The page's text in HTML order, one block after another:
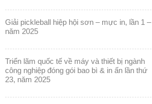
giải pickleball hiệp hội sơn – mực in, lần 1 –
năm 2025
triển lãm quốc tế về máy và thiết bị ngành
công nghiệp đóng gói bao bì & in ấn lần thứ
23, năm 2025